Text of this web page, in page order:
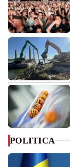
POLITICA